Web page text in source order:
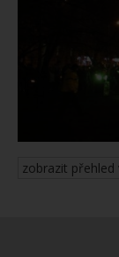
zobrazit přehled